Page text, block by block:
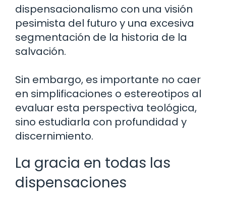
dispensacionalismo con una visión
pesimista del futuro y una excesiva
segmentación de la historia de la
salvación.
Sin embargo, es importante no caer
en simplificaciones o estereotipos al
evaluar esta perspectiva teológica,
sino estudiarla con profundidad y
discernimiento.
La gracia en todas las
dispensaciones